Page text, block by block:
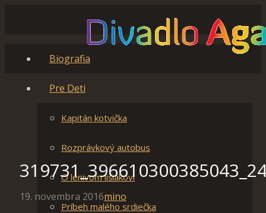
Biografia
Pre Deti
Kapitán kotvička
Rozprávkový autobus
O lenivom lišiakovi
Príbeh malého srdiečka
19. novembra 2016mino